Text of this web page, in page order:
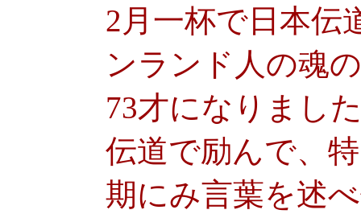
2月一杯で日本伝
ンランド人の魂
73才になりまし
伝道で励んで、
期にみ言葉を述